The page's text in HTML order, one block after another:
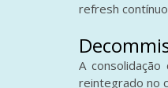
refresh
A
reintegrado no